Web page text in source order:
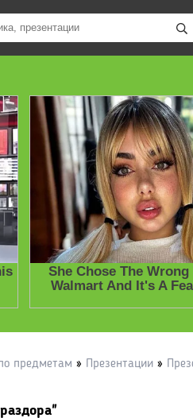
предметам » Презентации »